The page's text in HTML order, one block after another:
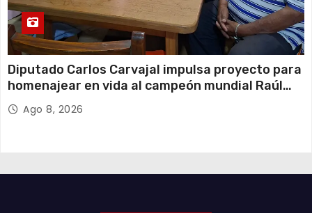
Diputado Carlos Carvajal impulsa proyecto para
homenajear en vida al campeón mundial Raúl
Choque
Ago 8, 2026